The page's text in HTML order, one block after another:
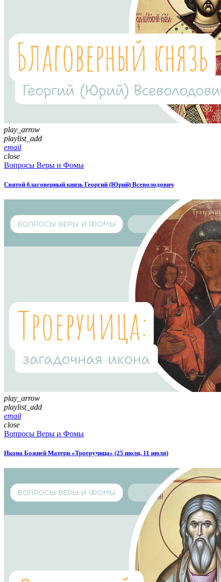
play_arrow
playlist_add
email
close
Вопросы Веры и Фомы
Святой благоверный князь Георгий (Юрий) Всеволодович
play_arrow
playlist_add
email
close
Вопросы Веры и Фомы
Икона Божией Матери «Троеручица» (25 июля, 11 июля)